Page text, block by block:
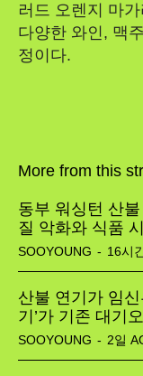
러드 오렌지 마
다양한 와인, 맥
정이다.
More from this
동부 워싱턴 산
질 악화와 식품
SOOYOUNG - 16시
산불 연기가 임
기’가 기존 대기
SOOYOUNG - 2일